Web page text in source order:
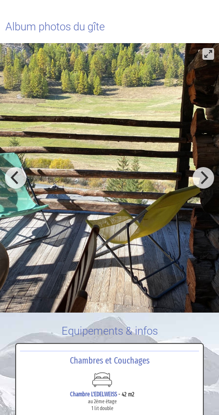
Album photos du gîte
Equipements & infos
Chambres et Couchages
Chambre L'EDELWEISS- 42 m2
au 2ème étage
1 lit double